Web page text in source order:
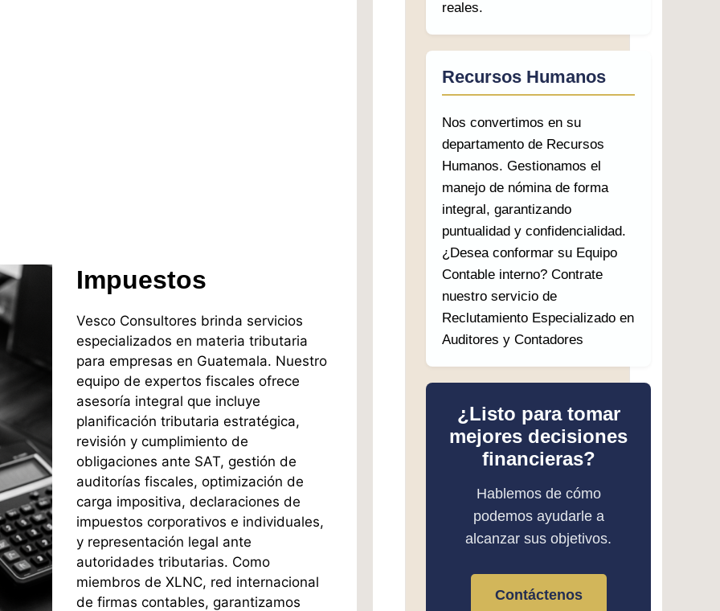
Impuestos
Vesco Consultores brinda servicios
especializados en materia tributaria
para empresas en Guatemala. Nuestro
equipo de expertos fiscales ofrece
asesoría integral que incluye
planificación tributaria estratégica,
revisión y cumplimiento de
obligaciones ante SAT, gestión de
auditorías fiscales, optimización de
carga impositiva, declaraciones de
impuestos corporativos e individuales,
y representación legal ante
autoridades tributarias. Como
miembros de XLNC, red internacional
de firmas contables, garantizamos
reales.
Recursos Humanos
Nos convertimos en su
departamento de Recursos
Humanos. Gestionamos el
manejo de nómina de forma
integral, garantizando
puntualidad y confidencialidad.
¿Desea conformar su Equipo
Contable interno? Contrate
nuestro servicio de
Reclutamiento Especializado en
Auditores y Contadores
¿Listo para tomar
mejores decisiones
financieras?
Hablemos de cómo
podemos ayudarle a
alcanzar sus objetivos.
Contáctenos